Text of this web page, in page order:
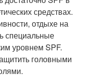
средствах.
отдыхе на
специальные
уровнем SPF.
головными